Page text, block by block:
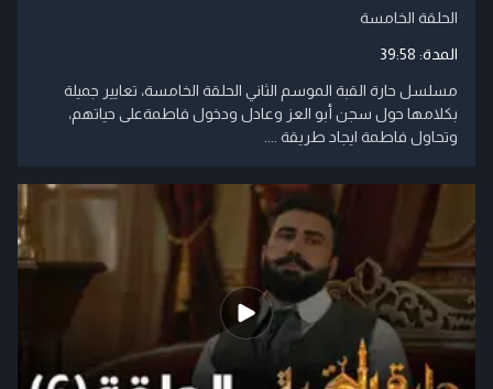
الحلقة الخامسة
المدة: 39:58
مسلسل حارة القبة الموسم الثاني الحلقة الخامسة، تعايير جميلة
بكلامها حول سجن أبو العز وعادل ودخول فاطمةعلى حياتهم،
وتحاول فاطمة ايجاد طريقة ....